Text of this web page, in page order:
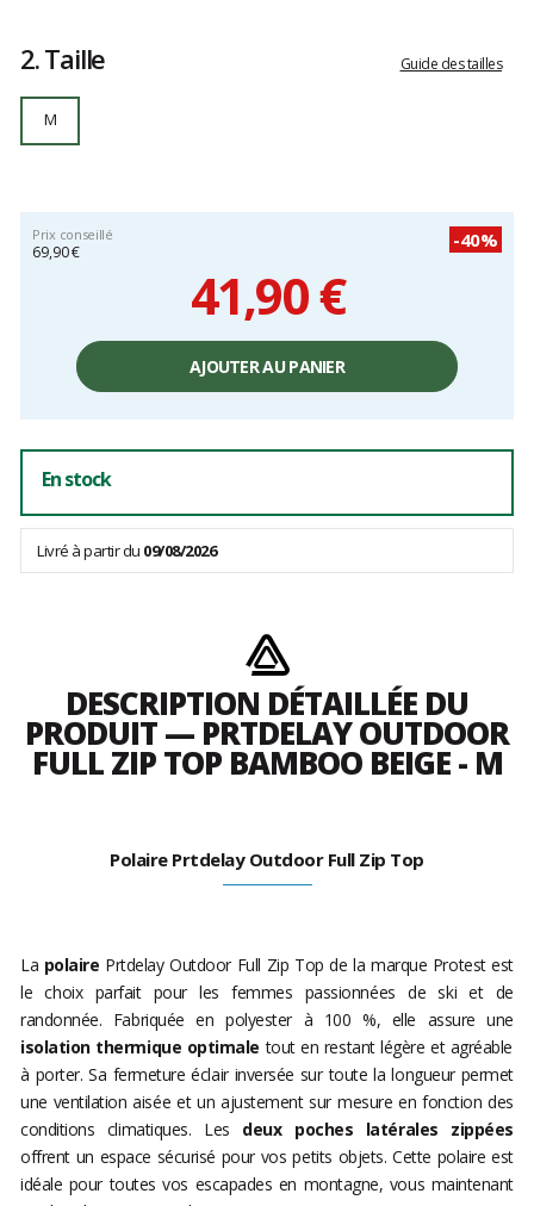
2.Taille Guide des tailles
M
Prix conseillé
69,90 €
-40%
41,90 €
unitaire,
AJOUTER AU PANIER
En stock
Livré à partir du 09/08/2026
DESCRIPTION DÉTAILLÉE DU
PRODUIT — PRTDELAY OUTDOOR
FULL ZIP TOP BAMBOO BEIGE - M
Polaire Prtdelay Outdoor Full Zip Top
La polaire Prtdelay Outdoor Full Zip Top de la marque Protest est
le choix parfait pour les femmes passionnées de ski et de
randonnée. Fabriquée en polyester à 100 %, elle assure une
isolation thermique optimaletout en restant légère et agréable
à porter. Sa fermeture éclair inversée sur toute la longueur permet
une ventilation aisée et un ajustement sur mesure en fonction des
conditions climatiques. Les deux poches latérales zippées
offrent un espace sécurisé pour vos petits objets. Cette polaire est
idéale pour toutes vos escapades en montagne, vous maintenant